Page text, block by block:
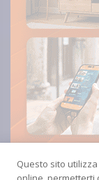
Questo sito